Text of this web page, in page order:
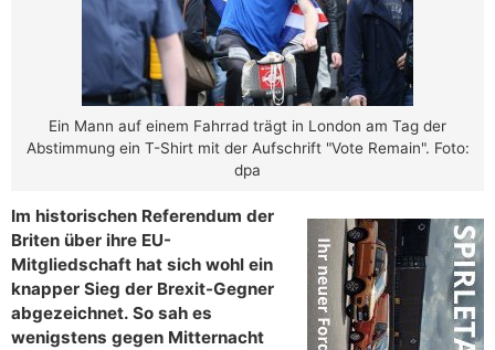
Ein Mann auf einem Fahrrad trägt in London am Tag der
Abstimmung ein T-Shirt mit der Aufschrift "Vote Remain". Foto:
dpa
Im historischen Referendum der
Briten über ihre EU-
Mitgliedschaft hat sich wohl ein
knapper Sieg der Brexit-Gegner
abgezeichnet. So sah es
wenigstens gegen Mitternacht